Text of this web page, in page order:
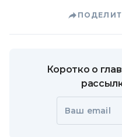
Коротко о
Ваш email